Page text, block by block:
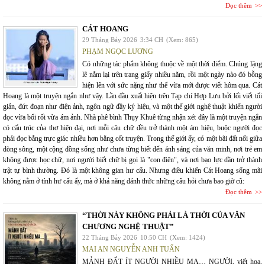
Đọc thêm
CÁT HOANG
29 Tháng Bảy 2026 3:34 CH (Xem: 865)
PHẠM NGỌC LƯƠNG
Có những tác phẩm không thuộc về một thời điểm. Chúng lặng
lẽ nằm lại trên trang giấy nhiều năm, rồi một ngày nào đó bỗng
hiện lên với sức nặng như thể vừa mới được viết hôm qua. Cát
Hoang là một truyện ngắn như vậy. Lần đầu xuất hiện trên Tạp chí Hợp Lưu bởi lối viết tối
giản, đứt đoạn như điện ảnh, ngôn ngữ đầy ký hiệu, và một thế giới nghệ thuật khiến người
đọc vừa bối rối vừa ám ảnh. Nhà phê bình Thụy Khuê từng nhận xét đây là một truyện ngắn
có cấu trúc của thơ hiện đại, nơi mỗi câu chữ đều trở thành một ám hiệu, buộc người đọc
phải đọc bằng trực giác nhiều hơn bằng cốt truyện. Trong thế giới ấy, có một bãi đất nổi giữa
dòng sông, một cộng đồng sống như chưa từng biết đến ánh sáng của văn minh, nơi trẻ em
không được học chữ, nơi người biết chữ bị gọi là "con điên", và nơi bạo lực dần trở thành
trật tự bình thường. Đó là một không gian hư cấu. Nhưng điều khiến Cát Hoang sống mãi
không nằm ở tính hư cấu ấy, mà ở khả năng đánh thức những câu hỏi chưa bao giờ cũ:
Đọc thêm
“THỜI NÀY KHÔNG PHẢI LÀ THỜI CỦA VĂN
CHƯƠNG NGHỆ THUẬT”
22 Tháng Bảy 2026 10:50 CH (Xem: 1424)
MAI AN NGUYỄN ANH TUẤN
MẢNH ĐẤT ÍT NGƯỜI NHIỀU MA… NGƯỜI, viết hoa,